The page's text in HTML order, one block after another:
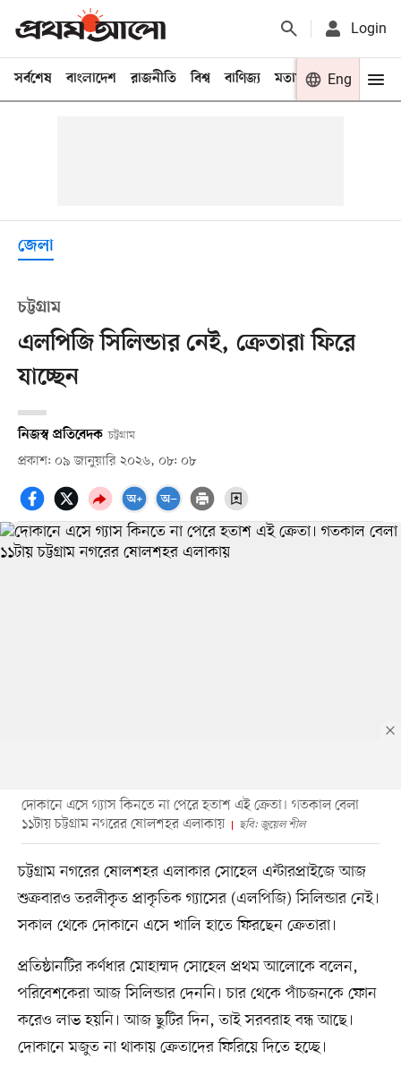
Login
সর্বশেষ বাংলাদেশ রাজনীতি বিশ্ব বাণিজ্য মতামত খেলা
Eng
জেলা
চট্টগ্রাম
এলপিজি সিলিন্ডার নেই, ক্রেতারা ফিরে
যাচ্ছেন
নিজস্ব প্রতিবেদক চট্টগ্রাম
প্রকাশ: ০৯ জানুয়ারি ২০২৬, ০৮: ০৮
দোকানে এসে গ্যাস কিনতে না পেরে হতাশ এই ক্রেতা। গতকাল বেলা
১১টায় চট্টগ্রাম নগরের ষোলশহর এলাকায়
ছবি: জুয়েল শীল
চট্টগ্রাম নগরের ষোলশহর এলাকার সোহেল এন্টারপ্রাইজে আজ
শুক্রবারও তরলীকৃত প্রাকৃতিক গ্যাসের (এলপিজি) সিলিন্ডার নেই।
সকাল থেকে দোকানে এসে খালি হাতে ফিরছেন ক্রেতারা।
প্রতিষ্ঠানটির কর্ণধার মোহাম্মদ সোহেল প্রথম আলোকে বলেন,
পরিবেশকেরা আজ সিলিন্ডার দেননি। চার থেকে পাঁচজনকে ফোন
করেও লাভ হয়নি। আজ ছুটির দিন, তাই সরবরাহ বন্ধ আছে।
দোকানে মজুত না থাকায় ক্রেতাদের ফিরিয়ে দিতে হচ্ছে।